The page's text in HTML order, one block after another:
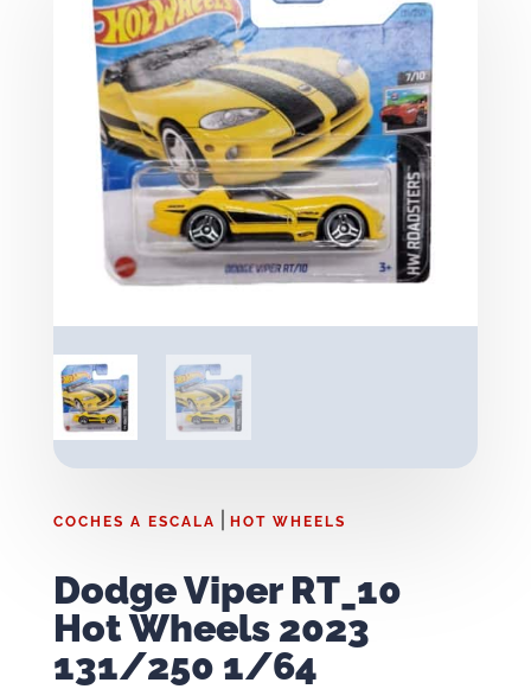
COCHES A ESCALA HOT WHEELS
Dodge Viper RT_10
Hot Wheels 2023
131/250 1/64